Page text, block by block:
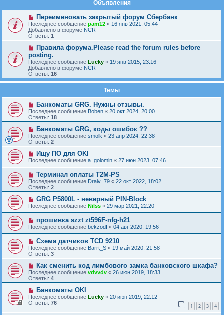
Объявления
Переименовать закрытый форум Сбербанк
Последнее сообщение pam12 « 16 янв 2021, 05:44
Добавлено в форуме NCR
Ответы: 1
Правила форума.Please read the forum rules before
posting.
Последнее сообщение Lucky « 19 янв 2015, 23:16
Добавлено в форуме NCR
Ответы: 16
Темы
Банкоматы GRG. Нужны отзывы.
Последнее сообщение Boben « 20 окт 2024, 20:00
Ответы: 18
Банкоматы GRG, коды ошибок ??
Последнее сообщение smolk « 23 апр 2024, 22:38
Ответы: 2
Ищу ПО для OKI
Последнее сообщение a_golomin « 27 июн 2023, 07:46
Терминал оплаты T2M-PS
Последнее сообщение Draiv_79 « 22 окт 2022, 18:02
Ответы: 2
GRG P5800L - неверный PIN-Block
Последнее сообщение Nilss « 29 мар 2021, 22:20
прошивка szzt zt596F-nfg-h21
Последнее сообщение bekzodI « 04 авг 2020, 19:56
Схема датчиков TCD 9210
Последнее сообщение Barrt_S « 19 май 2020, 21:58
Ответы: 3
Как сменить код лимбового замка банковского шкафа?
Последнее сообщение vdvvdv « 26 июн 2019, 18:33
Ответы: 4
Банкоматы OKI
Последнее сообщение Lucky « 20 июн 2019, 22:12
Ответы: 76 1 2 3 4